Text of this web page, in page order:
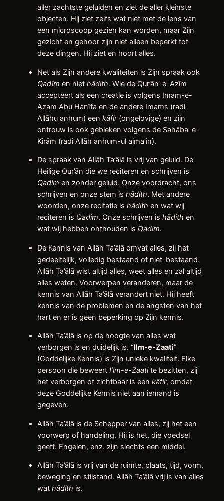
aller zachtste geluiden en ziet de aller kleinste
objecten. Hij ziet zelfs wat niet met de lens van
een microscoop gezien kan worden, maar Zijn
gezicht en gehoor zijn niet alleen beperkt tot
deze dingen. Hij ziet en hoort alles.
Net als Zijn andere kwaliteiten is Zijn spraak ook
Qadīm en niet hādith. Wie de Qur’ān-e-Azīm
accepteert als een creatie is volgens Imam-e-
Azam Abu Hanīfa en de andere Imams (radi
Allāhu anhum) een kāfir(ongelovige) en zijn
ontrouw is ook gebleken volgens de Sahāba-e-
Kirām (radi Allāh anhum-ul ajma’in).
De spraak van Allāh Ta’ālā is vrij van geluid. De
Heilige Qur’ān die we reciteren en schrijven is
Qadim en zonder geluid. Onze voordracht, ons
schrijven en onze stem is hādith. Met andere
woorden, onze recitatie is hādith en wat wij
reciteren is Qadim. Onze schrijven is hādith en
wat wij hebben onthouden is Qadim.
De Kennis van Allāh Ta’ālā omvat alles, zij het
gedeeltelijk, volledig bestaand of niet-bestaand.
Allāh Ta’ālā wist altijd alles, weet alles en zal altijd
alles weten. Voorwerpen veranderen, maar de
kennis van Allāh Ta’ālā verandert niet. Hij heeft
kennis van de problemen en de angsten van het
hart en er is geen beperking op Zijn kennis.
Allāh Ta’ālā is op de hoogte van alles wat
verborgen is en duidelijk is. “Ilm-e-Zaati”
(Goddelijke Kennis) is Zijn unieke kwaliteit. Elke
persoon die beweert I’lm-e-Zaatite bezitten, zij
het verborgen of zichtbaar is een kāfir, omdat
deze Goddelijke Kennis niet aan iemand is
gegeven.
Allāh Ta’ālā is de Schepper van alles, zij het een
voorwerp of handeling. Hij is het, die voedsel
geeft. Engelen, enz. zijn slechts een middel.
Allāh Ta’ālā is vrij van de ruimte, plaats, tijd, vorm,
beweging en stilstand. Allāh Ta’ālā vrij is van alles
wat hādith is.